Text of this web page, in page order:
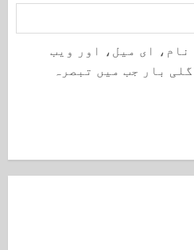
نام، ای میل، اور ویب
بار جب میں تبصرہ